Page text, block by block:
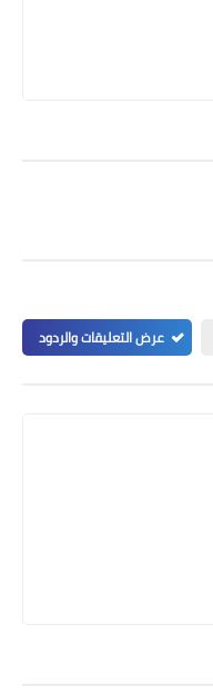
عرض التعليقات والردود